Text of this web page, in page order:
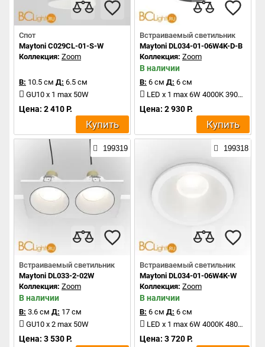
Спот
Maytoni C029CL-01-S-W
Коллекция: Zoom
В: 10.5 см Д: 6.5 см
GU10 x 1 max 50W
Цена: 2 410 Р.
Купить
Встраиваемый светильник
Maytoni DL034-01-06W4K-D-B
Коллекция: Zoom
В наличии
В: 6 см Д: 6 см
LED x 1 max 6W 4000K 390Lm
Цена: 2 930 Р.
Купить
199319
Встраиваемый светильник
Maytoni DL033-2-02W
Коллекция: Zoom
В наличии
В: 3.6 см Д: 17 см
GU10 x 2 max 50W
Цена: 3 530 Р.
199318
Встраиваемый светильник
Maytoni DL034-01-06W4K-W
Коллекция: Zoom
В наличии
В: 6 см Д: 6 см
LED x 1 max 6W 4000K 480Lm
Цена: 3 720 Р.